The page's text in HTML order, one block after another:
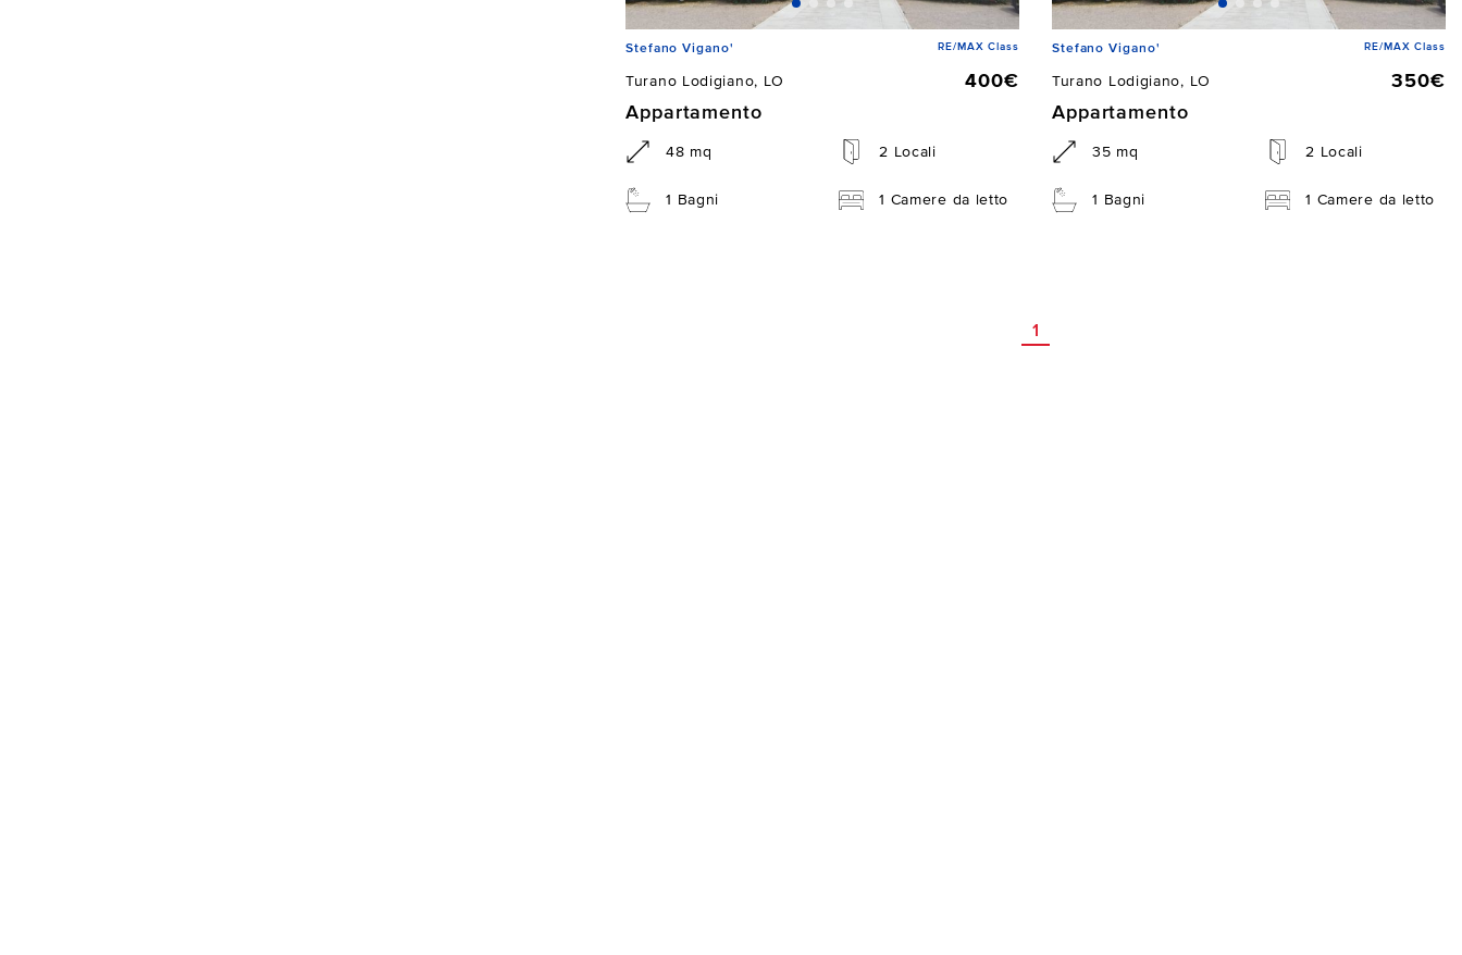
Stefano Vigano' RE/MAX Class
Turano Lodigiano, LO
400€
Appartamento
48 mq 2 Locali
1 Bagni 1 Camere da letto
Stefano Vigano' RE/MAX Class
Turano Lodigiano, LO
350€
Appartamento
35 mq 2 Locali
1 Bagni 1 Camere da letto
1